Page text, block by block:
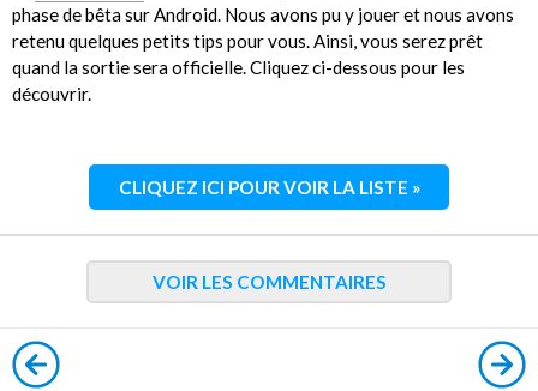
phase de bêta sur Android. Nous avons pu y jouer et nous avons
retenu quelques petits tips pour vous. Ainsi, vous serez prêt
quand la sortie sera officielle. Cliquez ci-dessous pour les
découvrir.
CLIQUEZ ICI POUR VOIR LA LISTE »
VOIR LES COMMENTAIRES